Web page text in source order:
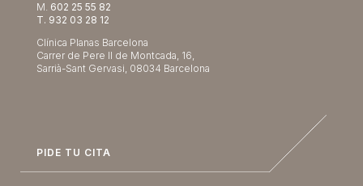
M. 602 25 55 82
T. 932 03 28 12
Clínica Planas Barcelona
Carrer de Pere II de Montcada, 16,
Sarrià-Sant Gervasi, 08034 Barcelona
PIDE TU CITA